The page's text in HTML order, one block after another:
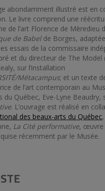
abondamment illustré est en
Le livre comprend une
de l’art Florence de Mèredieu
de Babelde Borges, adaptée
essais de la commissaire
et du directeur de The Model
sur l’installation
Métacampus; et un texte
de l’art contemporain au
du Québec, Eve-Lyne Beaudry,
. L’ouvrage est réalisé en
des beaux-arts du Québec
La Cité performative, œuvre
récemment par le Musée.